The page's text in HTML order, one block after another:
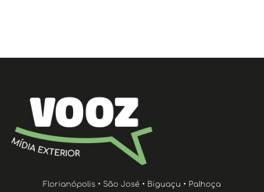
Florianópolis • São José • Biguaçu • Palhoça